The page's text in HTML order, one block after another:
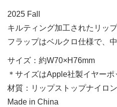
2025 Fall
キルティング加工されたリッ
フラップはベルクロ仕様で、
サイズ：約W70×H76mm
＊サイズはApple社製イヤー
材質：リップストップナイロ
Made in China